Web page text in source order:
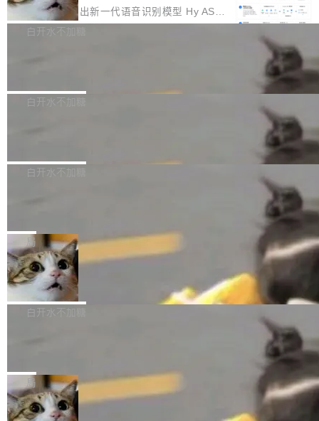
颈。 代码仓深度理解服务（以下简称" CodeBas
e深度理解服务"）是华为云码道（CodeA...
的账号密码进入A集群，输入了一条被程序员圈
称为"删库跑路"的命令——最高管理员权限、无
自研的多个文生3D和...
存永远不够用。 Cloudflare 的 Workers AI 团队
一直在跑这些模型的推理。他们在官方博客上发
整性保护。效果是：吞吐量提升 41%，每 token
腾讯混元正式推出新一代语音识别模型 Hy ASR
3.0preview。基于最新一代大语言模型 Hy3 的
让语音识别不再只是听清，而是真正听懂。通过
w 不要求标准普通话，方言识别覆盖粤语、吴语
白开水不加糖
新和少量网页兼容性修复版本。 Changes/fixe
容提供的字体时出现的几个问题 为避免音频加
质的最低采样率）的音频格式将被拒绝 修复了 C
SS 圆角虚线样式中可能存在的问题 如果表单中
的图像元素不在同一个子树中，则它们将不再关
联 加...
白开水不加糖
发布的 Release Notes，他利用 AI 工具（如 Co
最强的若干项。对于尚未正式发版的 PG 19，则
通过拉取过去一年内（从 PG 18 Beta1 时间点
至今）的所有 commit，同样交由 AI 分析提炼。
经过人工复核，准确度令人满意。这一方法也为
社区爱好者提供了高效跟踪新版本的思路。
白开水不加糖
维护工作一直与我的日常工作、家务、社交生活
和休闲娱乐竞争时间。" 这是 libexpat 维护者 S
ebastian Pipping 写在博客里的话。8 月 4 日，
他宣布了一个新消息：从 2026 年 8 月 1 日起，
他可以全职维护 libexpat 了，最长 6 个月。发
库之一。你的操作系统、浏览器、无数的基础设
施软件，很可能都在用它。而过去十年，维护它
的人一直在用业余...
局
Firefox 153.0.3 发布
Firefox 153.0.3 现已发布，具体更新内容如
下： New Smart Window 包含多项增强功能：
gi?id=2019042">Bug&nbsp;2019042</a>）</l
i> <li>现在，助手可以直接使用 Exa 的网络搜索
结果回答问题，而无需将问题转交给搜索引擎。
白开水不加糖
的 npm 包。项目的核心论点是：容器不适合 Ag
ent 计算。真正适合的，是 Isolate。 Cloudflare
工程师在这件事上没什么可谦虚的——他们用 W
局
OpenAI 公开邮件和聊天记录回应苹果